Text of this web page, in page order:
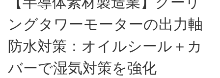
ングタワーモーターの出力軸
防水対策：オイルシール＋カ
バーで湿気対策を強化